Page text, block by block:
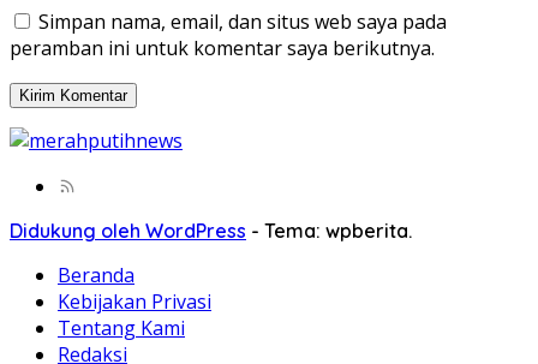
Simpan nama, email, dan situs web saya pada
peramban ini untuk komentar saya berikutnya.
Didukung oleh WordPress - Tema: wpberita.
Beranda
Kebijakan Privasi
Tentang Kami
Redaksi